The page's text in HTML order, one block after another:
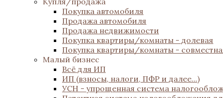
Покупка автомобиля
Продажа автомобиля
Продажа недвижимости
Покупка квартиры/комнаты - долевая
Покупка квартиры/комнаты -
Малый бизнес
Всё для ИП
ИП (взносы, налоги, ПФР и далее...)
УСН - упрощенная система